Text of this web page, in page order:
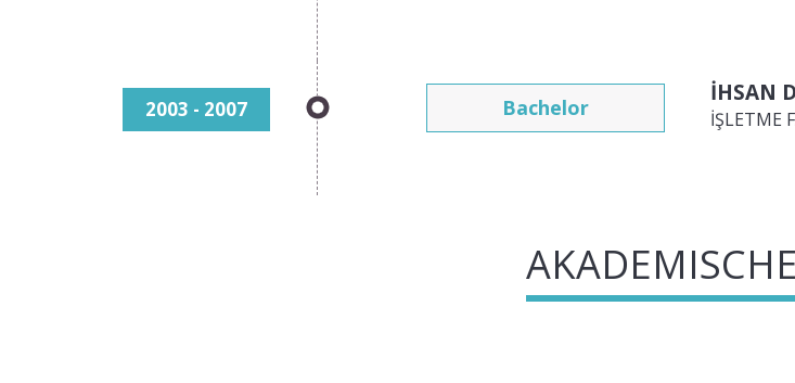
2003 - 2007 Bachelor
İHSAN
İŞLETME